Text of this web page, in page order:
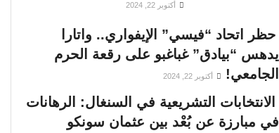
أكتوبر 22, 2024
حظر اتحاد “فيسي” الإيفواري.. واتارا
يدهس “بيادق” غباغبو على رقعة الحرم
الجامعي!
أكتوبر 22, 2024
الانتخابات التشريعية في السنغال: الرهانات
في مبارزة عن بُعْد بين عثمان سونكو